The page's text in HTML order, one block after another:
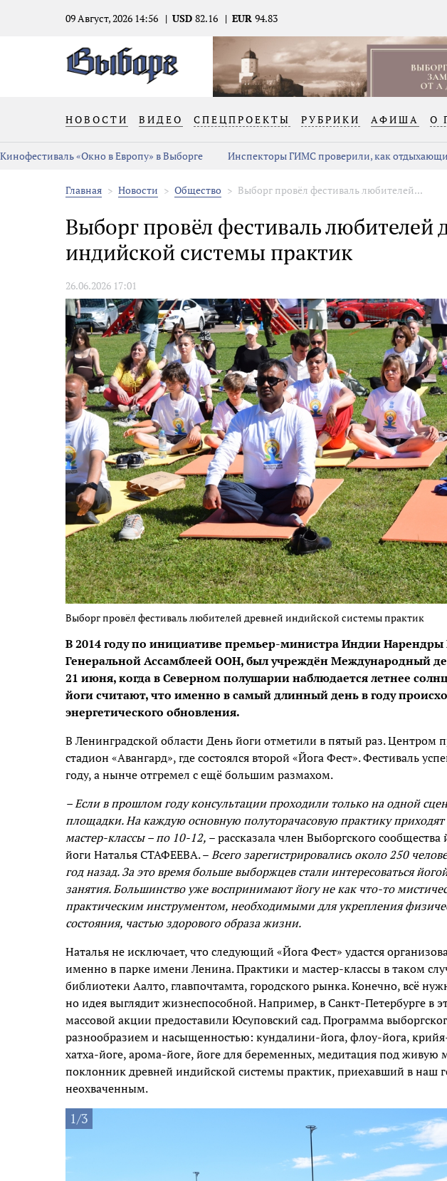
09 Август, 2026 14:56 USD 82.16 EUR 94.83
НОВОСТИ ВИДЕО СПЕЦПРОЕКТЫ РУБРИКИ АФИША О
Кинофестиваль «Окно в Европу» в Выборге Инспекторы ГИМС проверили, как
Главная Новости Общество Выборг провёл фестиваль любителей...
Выборг провёл фестиваль любителей
индийской системы практик
26.06.2026 17:01
Выборг провёл фестиваль любителей древней индийской системы практик
В 2014 году по инициативе премьер-министра Индии
Генеральной Ассамблеей ООН, был учреждён Международный
21 июня, когда в Северном полушарии наблюдается летнее
йоги считают, что именно в самый длинный день в году
энергетического обновления.
В Ленинградской области День йоги отметили в пятый раз. Центром
стадион «Авангард», где состоялся второй «Йога Фест». Фестиваль
году, а нынче отгремел с ещё большим размахом.
– Если в прошлом году консультации проходили только на одной
площадки. На каждую основную полуторачасовую практику приходят
мастер-классы – по 10-12, – рассказала член Выборгского сообщества
йоги Наталья СТАФЕЕВА. –Всего зарегистрировались около 250
год назад. За это время больше выборжцев стали интересоваться
занятия. Большинство уже воспринимают йогу не как что-то
практическим инструментом, необходимыми для укрепления
состояния, частью здорового образа жизни.
Наталья не исключает, что следующий «Йога Фест» удастся
именно в парке имени Ленина. Практики и мастер-классы в таком
библиотеки Аалто, главпочтамта, городского рынка. Конечно, всё
но идея выглядит жизнеспособной. Например, в Санкт-Петербурге в
массовой акции предоставили Юсуповский сад. Программа
разнообразием и насыщенностью: кундалини-йога, флоу-йога,
хатха-йоге, арома-йоге, йоге для беременных, медитация под
поклонник древней индийской системы практик, приехавший в наш
неохваченным.
1/3